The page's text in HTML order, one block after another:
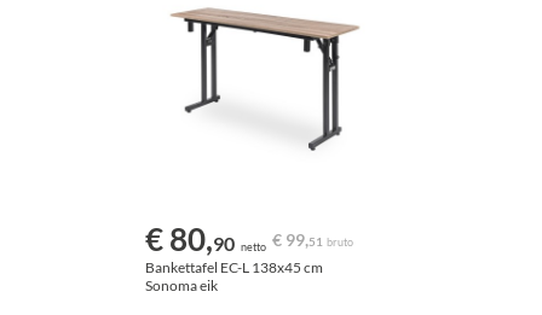
€ 80,90 netto € 99,51 bruto
Bankettafel EC-L 138x45 cm
Sonoma eik